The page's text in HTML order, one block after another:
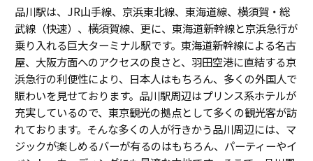
品川駅は、JR山手線、京浜東北線、東海道線、横須賀・総
武線（快速）、横須賀線、更に、東海道新幹線と京浜急行が
乗り入れる巨大ターミナル駅です。東海道新幹線による名古
屋、大阪方面へのアクセスの良さと、羽田空港に直結する京
浜急行の利便性により、日本人はもちろん、多くの外国人で
賑わいを見せております。品川駅周辺はプリンス系ホテルが
充実しているので、東京観光の拠点として多くの観光客が訪
れております。そんな多くの人が行きかう品川周辺には、マ
ジックが楽しめるバーが有るのはもちろん、パーティーやイ